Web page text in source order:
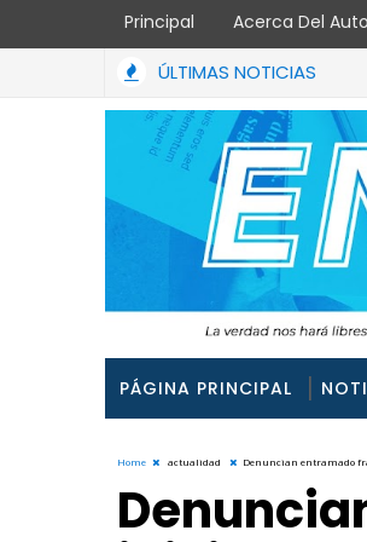
Principal Acerca Del
ÚLTIMAS NOTICIAS
PÁGINA PRINCIPAL
Home actualidad Denuncian entramado